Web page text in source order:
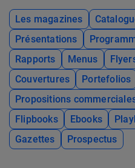
Les magazines
Présentations
Rapports
Menus
Couvertures
Portefolios
Propositions
Flipbooks
Ebooks
Gazettes
Prospectus